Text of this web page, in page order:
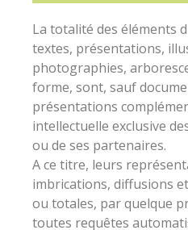
La totalité des éléments
textes, présentations,
photographies,
forme, sont, sauf
présentations
intellectuelle exclusive
ou de ses partenaires.
A ce titre, leurs
imbrications, diffusions
ou totales, par quelque
toutes requêtes